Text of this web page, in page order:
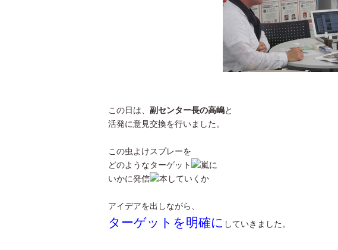
この日は、 副センター長の高嶋と
活発に意見交換を行いました。
この虫よけスプレーを
どのようなターゲット
に
いかに発信
していくか
アイデアを出しながら、
ターゲットを明確に していきました。